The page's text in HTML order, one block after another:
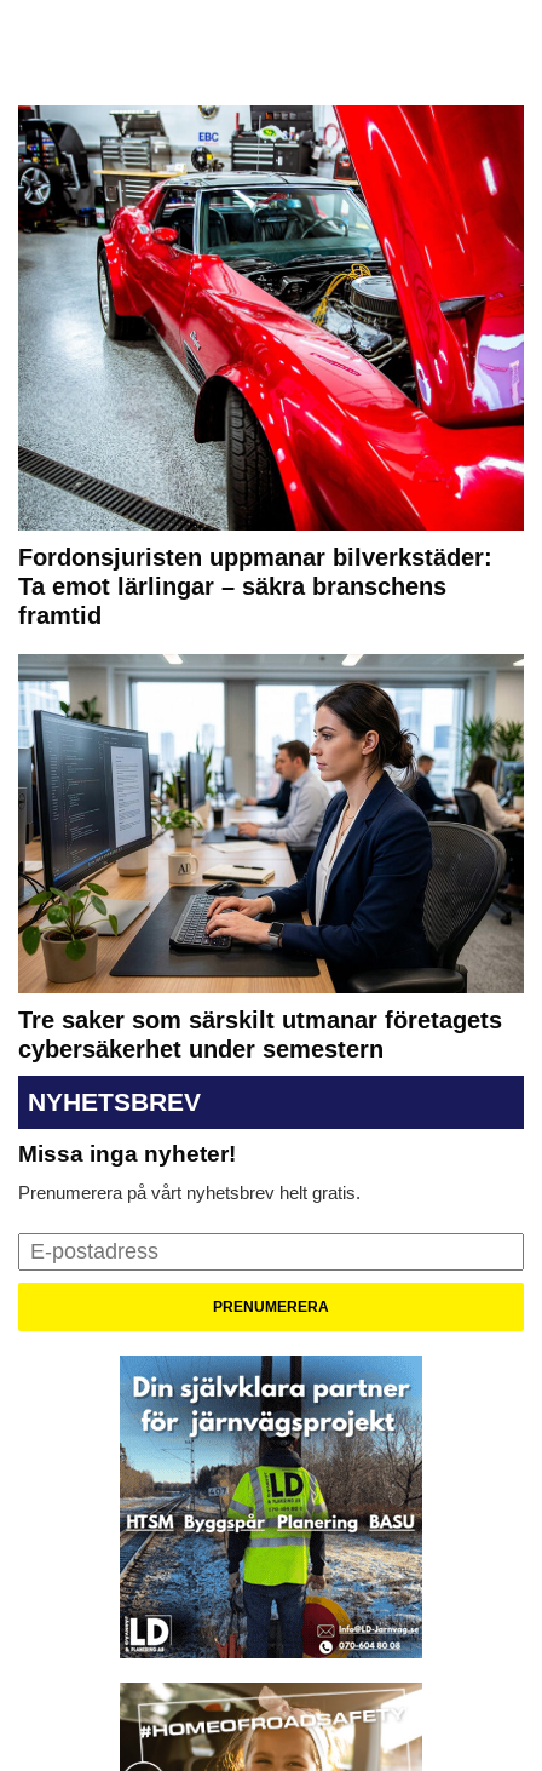
Fordonsjuristen uppmanar bilverkstäder:
Ta emot lärlingar – säkra branschens
framtid
Tre saker som särskilt utmanar företagets
cybersäkerhet under semestern
NYHETSBREV
Missa inga nyheter!
Prenumerera på vårt nyhetsbrev helt gratis.